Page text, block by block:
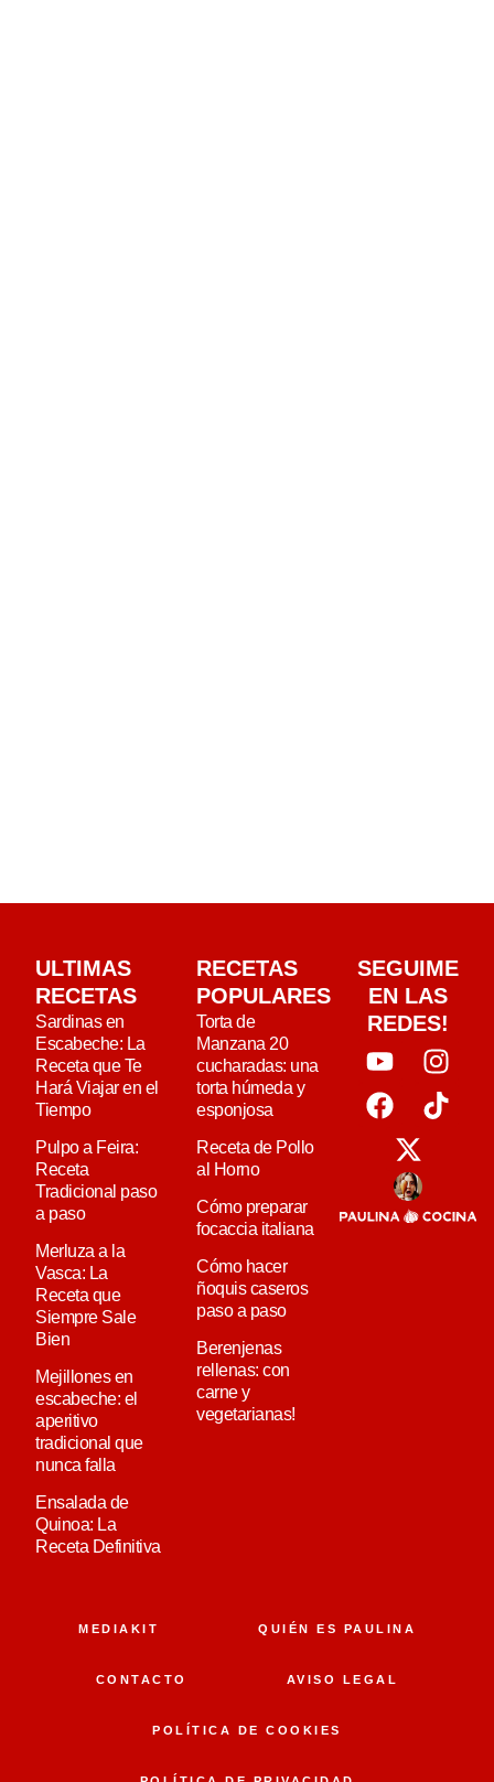
ULTIMAS
RECETAS
Sardinas en
Escabeche: La
Receta que Te
Hará Viajar en el
Tiempo
Pulpo a Feira:
Receta
Tradicional paso
a paso
Merluza a la
Vasca: La
Receta que
Siempre Sale
Bien
Mejillones en
escabeche: el
aperitivo
tradicional que
nunca falla
Ensalada de
Quinoa: La
Receta Definitiva
RECETAS
POPULARES
Torta de
Manzana 20
cucharadas: una
torta húmeda y
esponjosa
Receta de Pollo
al Horno
Cómo preparar
focaccia italiana
Cómo hacer
ñoquis caseros
paso a paso
Berenjenas
rellenas: con
carne y
vegetarianas!
SEGUIME
EN LAS
REDES!
MEDIAKIT QUIÉN ES PAULINA
CONTACTO AVISO LEGAL
POLÍTICA DE COOKIES